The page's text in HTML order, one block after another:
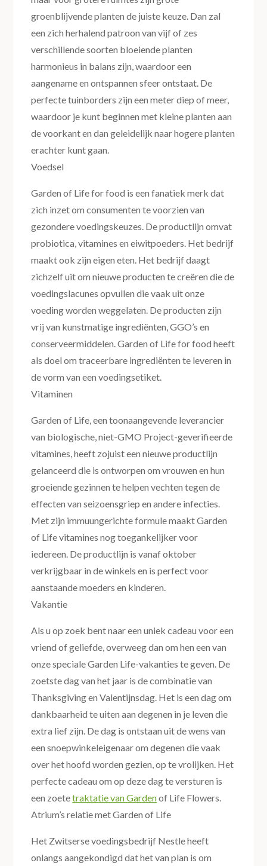
groenblijvende planten de juiste keuze. Dan zal
een zich herhalend patroon van vijf of zes
verschillende soorten bloeiende planten
harmonieus in balans zijn, waardoor een
aangename en ontspannen sfeer ontstaat. De
perfecte tuinborders zijn een meter diep of meer,
waardoor je kunt beginnen met kleine planten aan
de voorkant en dan geleidelijk naar hogere planten
erachter kunt gaan.
Voedsel
Garden of Life for food is een fanatiek merk dat
zich inzet om consumenten te voorzien van
gezondere voedingskeuzes. De productlijn omvat
probiotica, vitamines en eiwitpoeders. Het bedrijf
maakt ook zijn eigen eten. Het bedrijf daagt
zichzelf uit om nieuwe producten te creëren die de
voedingslacunes opvullen die vaak uit onze
voeding worden weggelaten. De producten zijn
vrij van kunstmatige ingrediënten, GGO’s en
conserveermiddelen. Garden of Life for food heeft
als doel om traceerbare ingrediënten te leveren in
de vorm van een voedingsetiket.
Vitaminen
Garden of Life, een toonaangevende leverancier
van biologische, niet-GMO Project-geverifieerde
vitamines, heeft zojuist een nieuwe productlijn
gelanceerd die is ontworpen om vrouwen en hun
groeiende gezinnen te helpen vechten tegen de
effecten van seizoensgriep en andere infecties.
Met zijn immuungerichte formule maakt Garden
of Life vitamines nog toegankelijker voor
iedereen. De productlijn is vanaf oktober
verkrijgbaar in de winkels en is perfect voor
aanstaande moeders en kinderen.
Vakantie
Als u op zoek bent naar een uniek cadeau voor een
vriend of geliefde, overweeg dan om hen een van
onze speciale Garden Life-vakanties te geven. De
zoetste dag van het jaar is de combinatie van
Thanksgiving en Valentijnsdag. Het is een dag om
dankbaarheid te uiten aan degenen in je leven die
extra lief zijn. De dag is ontstaan ​​uit de wens van
een snoepwinkeleigenaar om degenen die vaak
over het hoofd worden gezien, op te vrolijken. Het
perfecte cadeau om op deze dag te versturen is
een zoetetraktatie van Gardenof Life Flowers.
Atrium’s relatie met Garden of Life
Het Zwitserse voedingsbedrijf Nestle heeft
onlangs aangekondigd dat het van plan is om